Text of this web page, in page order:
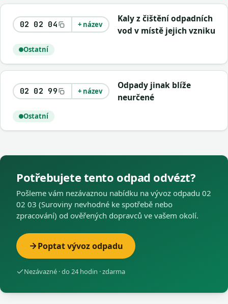
02 02 04 + název
Kaly z čištění odpadních
vod v místě jejich vzniku
Ostatní
02 02 99 + název
Odpady jinak blíže
neurčené
Ostatní
Potřebujete tento odpad odvézt?
Pošleme vám nezávaznou nabídku na vývoz odpadu 02
02 03 (Suroviny nevhodné ke spotřebě nebo
zpracování) od ověřených dopravců ve vašem okolí.
Poptat vývoz odpadu
Nezávazné · do 24 hodin · zdarma